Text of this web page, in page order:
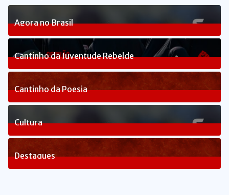
Agora no Brasil
240Posts
Cantinho da Juventude Rebelde
3Posts
Cantinho da Poesia
1Posts
Cultura
83Posts
Destaques